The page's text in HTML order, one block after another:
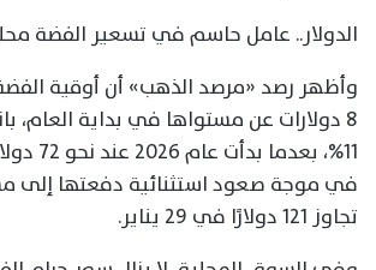
الدولار.. عامل حاسم في تسعير الفضة
وأظهر رصد «مرصد الذهب» أن أوقية الفضة
8 دولارات عن مستواها في بداية العام،
11%،
في موجة صعود استثنائية دفعتها إلى
تجاوز 121 دولارًا في 29 يناير.